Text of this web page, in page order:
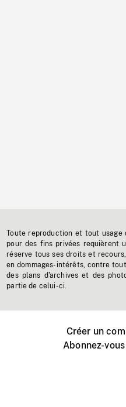
Toute reproduction et tout
pour des fins privées requièrent
réserve tous ses droits et
en dommages-intérêts, contre
des plans d'archives et des
partie de celui-ci.
Créer un
Abonnez-